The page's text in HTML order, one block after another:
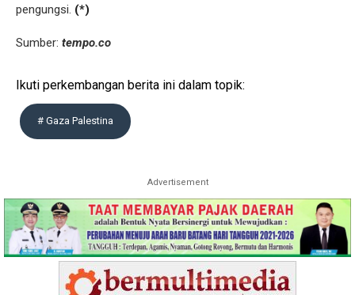
pengungsi. (*)
Sumber: tempo.co
Ikuti perkembangan berita ini dalam topik:
# Gaza Palestina
Advertisement